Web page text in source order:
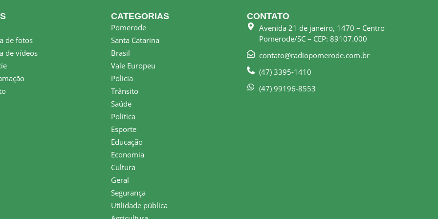
de fotos
de vídeos
CATEGORIAS
Pomerode
Santa Catarina
Brasil
Vale Europeu
Polícia
Trânsito
Saúde
Política
Esporte
Educação
Economia
Cultura
Geral
Segurança
Utilidade pública
CONTATO
Avenida 21 de janeiro, 1470 – Centro
Pomerode/SC – CEP: 89107.000
contato@radiopomerode.com.br
(47) 3395-1410
(47) 99196-8553